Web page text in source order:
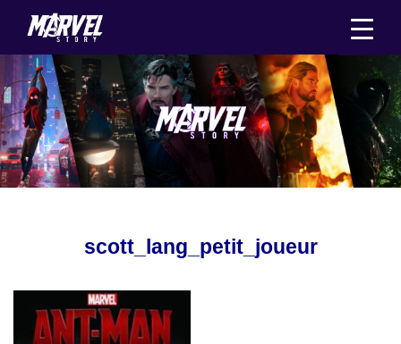
au
contenu
scott_lang_petit_joueur